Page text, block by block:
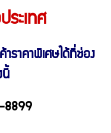
ระเทศ
ราคาพิเศษได้ที่ช่อง
นี้
8899